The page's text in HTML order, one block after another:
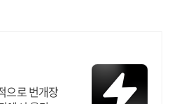
으로 번개장